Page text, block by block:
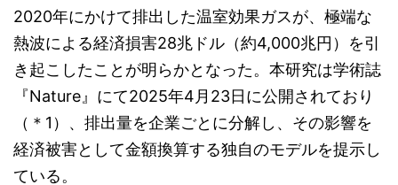
2020年にかけて排出した温室効果ガスが、極端な
熱波による経済損害28兆ドル（約4,000兆円）を引
き起こしたことが明らかとなった。本研究は学術誌
『Nature』にて2025年4月23日に公開されており
（＊1）、排出量を企業ごとに分解し、その影響を
経済被害として金額換算する独自のモデルを提示し
ている。